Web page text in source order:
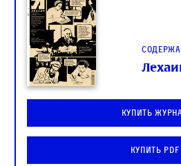
Купить
Купить PDF